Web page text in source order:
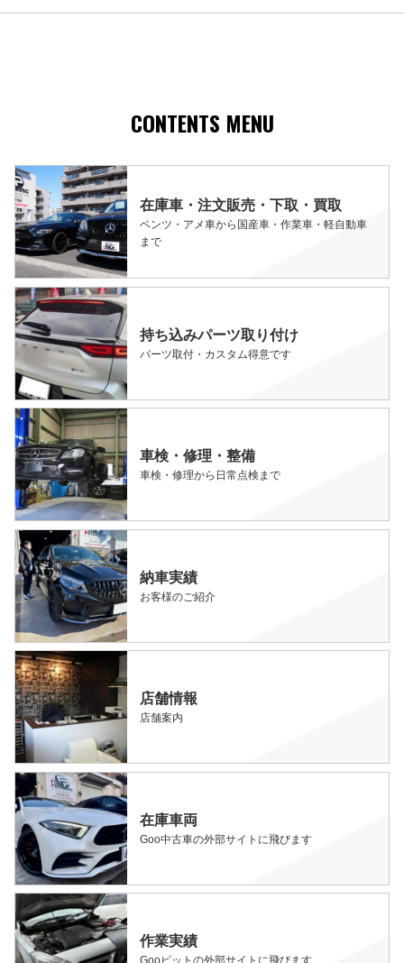
CONTENTS MENU
在庫車・注文販売・下取・買取
ベンツ・アメ車から国産車・作業車・軽自動車
まで
持ち込みパーツ取り付け
パーツ取付・カスタム得意です
車検・修理・整備
車検・修理から日常点検まで
納車実績
お客様のご紹介
店舗情報
店舗案内
在庫車両
Goo中古車の外部サイトに飛びます
作業実績